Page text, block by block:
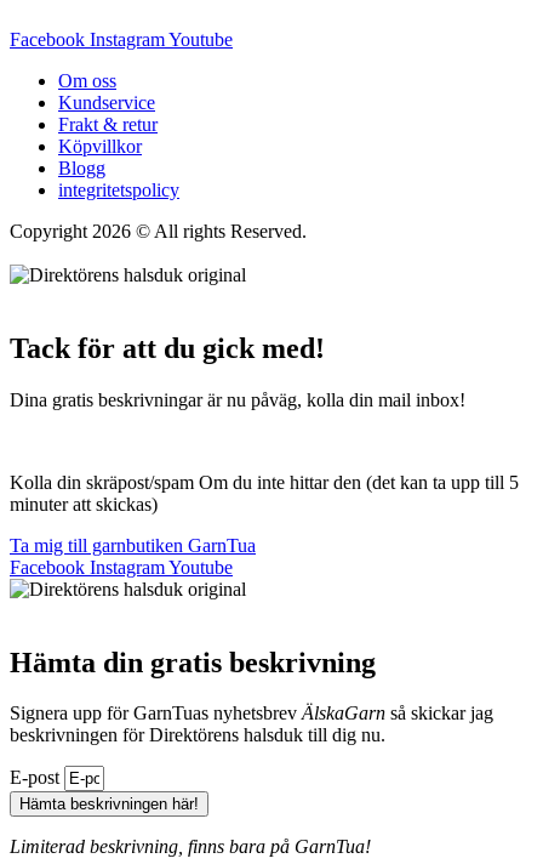
Facebook InstagramYoutube
Om oss
Kundservice
Frakt & retur
Köpvillkor
Blogg
integritetspolicy
Copyright 2026 © All rights Reserved.
Tack för att du gick med!
Dina gratis beskrivningar är nu påväg, kolla din mail inbox!
Kolla din skräpost/spam Om du inte hittar den (det kan ta upp till 5
minuter att skickas)
Ta mig till garnbutiken GarnTua
Facebook InstagramYoutube
Hämta din gratis beskrivning
Signera upp för GarnTuas nyhetsbrevÄlskaGarn så skickar jag
beskrivningen för Direktörens halsduk till dig nu.
E-post
Hämta beskrivningen här!
Limiterad beskrivning, finns bara på GarnTua!